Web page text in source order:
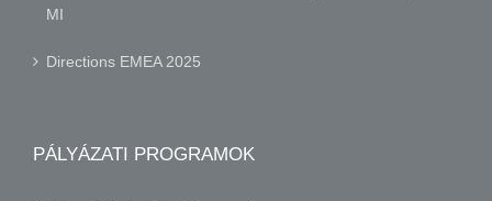
MI
Directions EMEA 2025
PÁLYÁZATI PROGRAMOK